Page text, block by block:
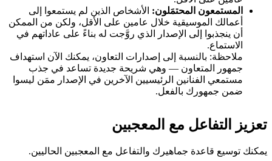
المستمعون المحتمَلون: الأشخاص الذين لم يستمعوا إلى
أعمالك الموسيقية خلال عامين على الأقل، ولكن من الممكن
أن ينجذبوا إلى الإصدار الذي روَّجت له بناءً على عاداتهم في
الاستماع.
ملاحظة: بالنسبة إلى إصدارات التعاون، يمكنك الآن استهداف
جمهور المتعاون — وهي شريحة جديدة تساعد في جذب
مستمعي الفنانين الرئيسيين الآخرين في الإصدار ممَن ليسوا
ضمن جمهورك بالفعل.
تعزيز التفاعل مع المعجبين
يمكنك توسيع قاعدة جماهيرك والتفاعل مع المعجبين الحاليين.